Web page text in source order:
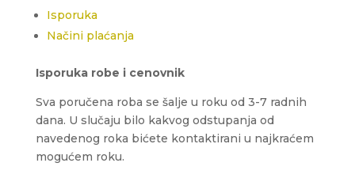
Isporuka
Načini plaćanja
Isporuka robe i cenovnik
Sva poručena roba se šalje u roku od 3-7 radnih
dana. U slučaju bilo kakvog odstupanja od
navedenog roka bićete kontaktirani u najkraćem
mogućem roku.